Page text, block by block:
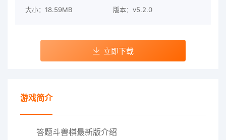
大小：18.59MB 版本：v5.2.0
立即下载
游戏简介
答题斗兽棋最新版介绍